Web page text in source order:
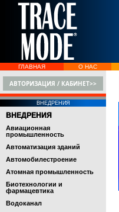
ГЛАВНАЯ О НАС
АВТОРИЗАЦИЯ / КАБИНЕТ>>
ВНЕДРЕНИЯ
ВНЕДРЕНИЯ
Авиационная
промышленность
Автоматизация зданий
Автомобилестроение
Атомная промышленность
Биотехнологии и
фармацевтика
Водоканал